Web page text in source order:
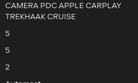
CAMERA PDC APPLE CARPLAY
TREKHAAK CRUISE
5
5
2